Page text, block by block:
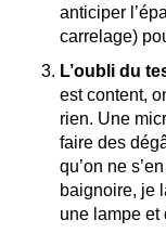
anticiper
carrelage)
L’oubli du
est content,
rien. Une
faire des
qu’on ne
baignoire, je
une lampe et